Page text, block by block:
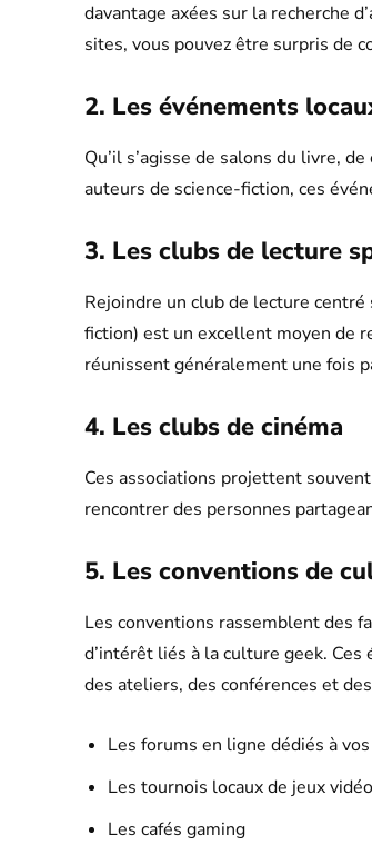
davantage axées sur la recherche
sites, vous pouvez être surpris de
2. Les événements
Qu’il s’agisse de salons du livre,
auteurs de science-fiction, ces
3. Les clubs de lecture
Rejoindre un club de lecture
fiction) est un excellent moyen de
réunissent généralement une fois
4. Les clubs de cinéma
Ces associations projettent
rencontrer des personnes
5. Les conventions de
Les conventions rassemblent des
d’intérêt liés à la culture geek.
des ateliers, des conférences et
Les forums en ligne dédiés à
Les tournois locaux de jeux vidéo
Les cafés gaming